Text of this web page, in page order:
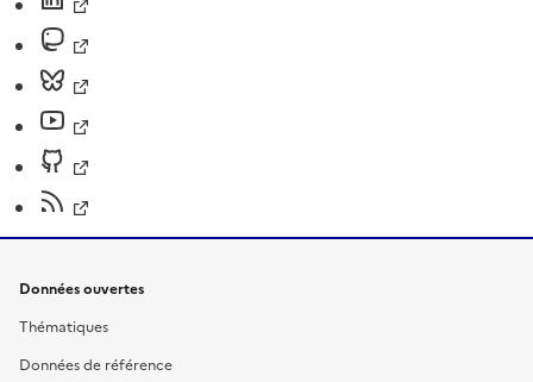
Données ouvertes
Thématiques
Données de référence